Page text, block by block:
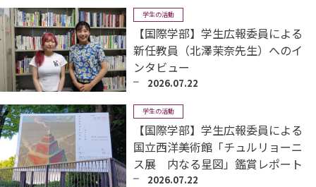
学生の活動
【国際学部】学生広報委員による
新任教員（北澤茉奈先生）へのイ
ンタビュー
2026.07.22
学生の活動
【国際学部】学生広報委員による
国立西洋美術館「チュルリョーニ
ス展 内なる星図」鑑賞レポート
2026.07.22